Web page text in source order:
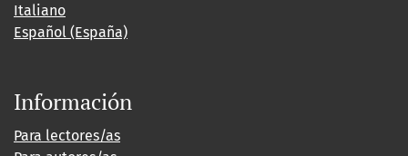
Italiano
Español (España)
Información
Para lectores/as